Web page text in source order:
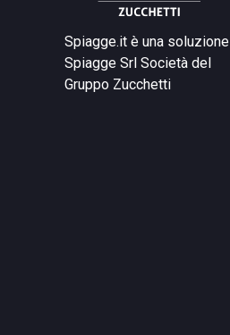
Spiagge.it è una soluzione
Spiagge Srl Società del
Gruppo Zucchetti